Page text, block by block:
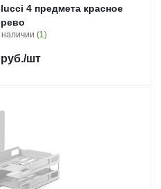
4 предмета красное
наличии (1)
руб./шт